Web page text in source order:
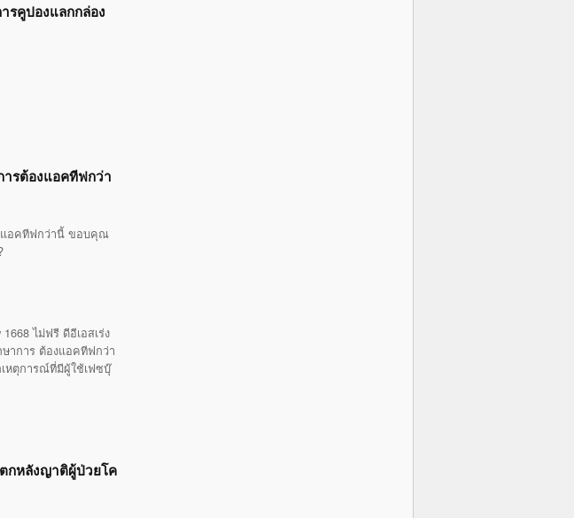
รคูปองแลกกล่อง
รต้องแอคทีฟกว่า
แอคทีฟกว่านี้ ขอบคุณ
ไม่ฟรี ดีอีเอสเร่ง
าการ ต้องแอคทีฟกว่า
หตุการณ์ที่มีผู้ใช้เฟซบุ๊
กหลังญาติผู้ป่วยโค